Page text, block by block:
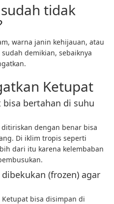
tidak
warna janin kehijauan, atau
demikian, sebaiknya
Ketupat
bertahan di suhu
dengan benar bisa
Di iklim tropis seperti
dari itu karena kelembaban
(frozen) agar
bisa disimpan di